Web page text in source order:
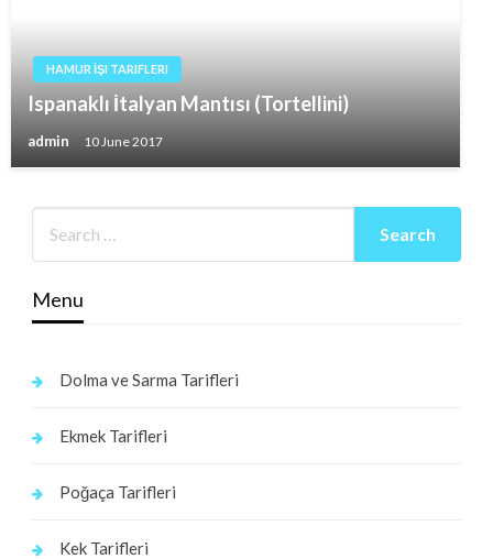
HAMUR İŞI TARIFLERI
Ispanaklı İtalyan Mantısı (Tortellini)
admin 10 June 2017
Menu
Dolma ve Sarma Tarifleri
Ekmek Tarifleri
Poğaça Tarifleri
Kek Tarifleri